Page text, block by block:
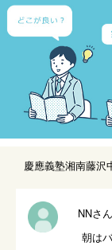
慶應義塾湘南藤沢
NNさん
朝は